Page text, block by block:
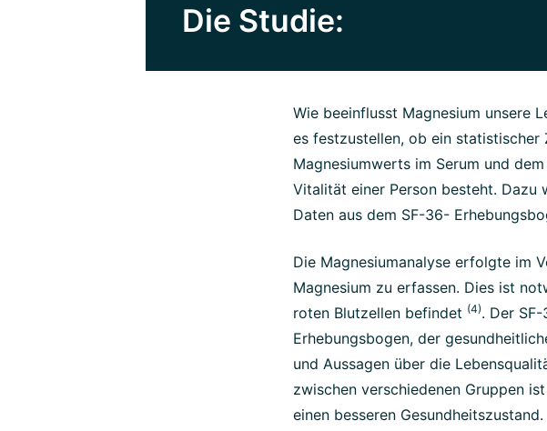
Die Studie:
Wie beeinflusst Magnesium unsere
es festzustellen, ob ein statistischer
Magnesiumwerts im Serum und
Vitalität einer Person besteht. Dazu
Daten aus dem SF-36-
Die Magnesiumanalyse erfolgte im
Magnesium zu erfassen. Dies ist
roten Blutzellen befindet (4). Der
Erhebungsbogen, der
und Aussagen über die
zwischen verschiedenen Gruppen
einen besseren Gesundheitszustand.